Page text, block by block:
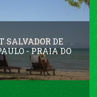
SALVADOR DE
- PRAIA DO